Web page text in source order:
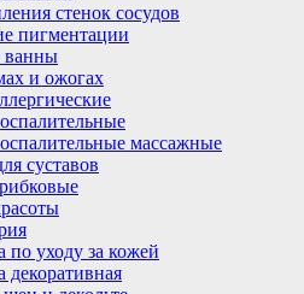
стенок сосудов
пигментации
ванны
и ожогах
массажные
суставов
по уходу за кожей
декоративная